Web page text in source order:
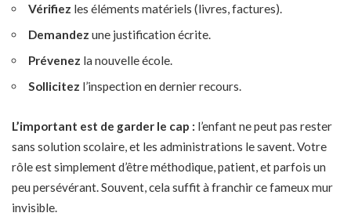
Vérifiez les éléments matériels (livres, factures).
Demandez une justification écrite.
Prévenez la nouvelle école.
Sollicitez l’inspection en dernier recours.
L’important est de garder le cap : l’enfant ne peut pas rester
sans solution scolaire, et les administrations le savent. Votre
rôle est simplement d’être méthodique, patient, et parfois un
peu persévérant. Souvent, cela suffit à franchir ce fameux mur
invisible.